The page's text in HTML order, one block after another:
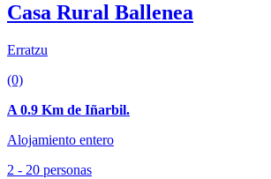
Casa Rural Ballenea
Erratzu
(0)
A 0.9 Km de Iñarbil.
Alojamiento entero
2 - 20 personas